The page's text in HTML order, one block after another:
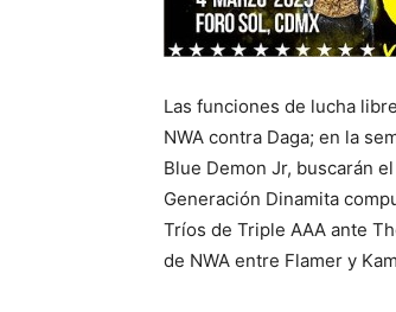
Las funciones de lucha
NWA contra Daga; en la
Blue Demon Jr, buscarán
Generación Dinamita
Tríos de Triple AAA ante
de NWA entre Flamer y